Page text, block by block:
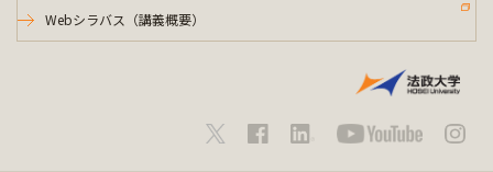
Webシラバス（講義概要）